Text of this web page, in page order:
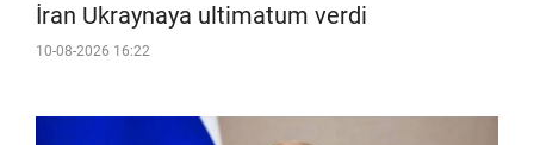
İran Ukraynaya ultimatum verdi
10-08-2026 16:22